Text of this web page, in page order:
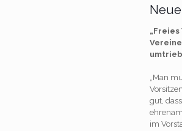
„Man
gut,
im